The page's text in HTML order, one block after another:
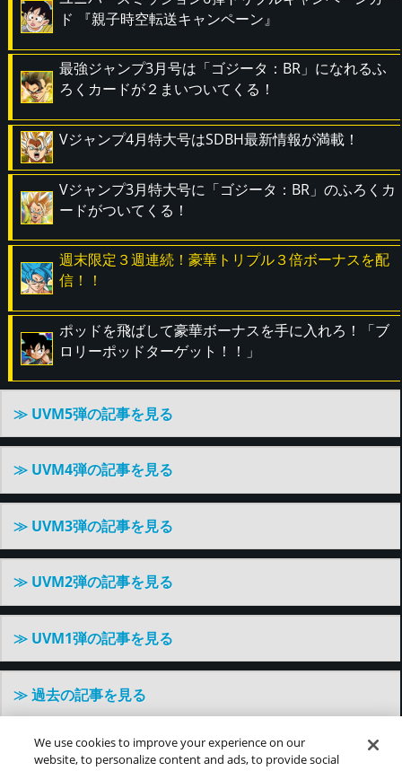
ド 『親子時空転送キャンペーン』
最強ジャンプ3月号は「ゴジータ：BR」になれるふ
ろくカードが２まいついてくる！
Vジャンプ4月特大号はSDBH最新情報が満載！
Vジャンプ3月特大号に「ゴジータ：BR」のふろくカ
ードがついてくる！
週末限定３週連続！豪華トリプル３倍ボーナスを配
信！！
ポッドを飛ばして豪華ボーナスを手に入れろ！「ブ
ロリーポッドターゲット！！」
≫ UVM5弾の記事を見る
≫ UVM4弾の記事を見る
≫ UVM3弾の記事を見る
≫ UVM2弾の記事を見る
≫ UVM1弾の記事を見る
≫ 過去の記事を見る
©バードスタジオ／集英社・東映アニメーション
We use cookies to improve your experience on our
website, to personalize content and ads, to provide social